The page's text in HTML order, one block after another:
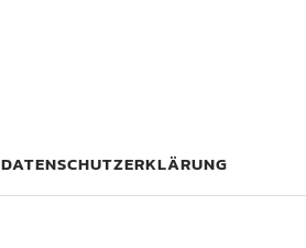
DATENSCHUTZERKLÄRUNG